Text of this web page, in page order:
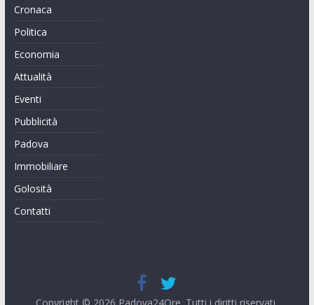
Cronaca
Politica
Economia
Attualità
Eventi
Pubblicità
Padova
Immobiliare
Golosità
Contatti